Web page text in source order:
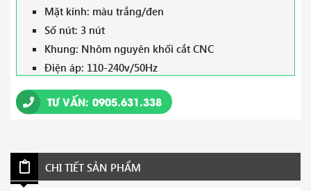
Mặt kính: màu trắng/đen
Số nút: 3 nút
Khung: Nhôm nguyên khối cắt CNC
Điện áp: 110-240v/50Hz
Công suất tải thuần trở: 800w/nút
Công suất tải LED: 150w/nút
thoại, giọng nói
Hỗ trợ điều khiển và an toàn khi tay ẩm ướt
TƯ VẤN: 0905.631.338
CHI TIẾT SẢN PHẨM